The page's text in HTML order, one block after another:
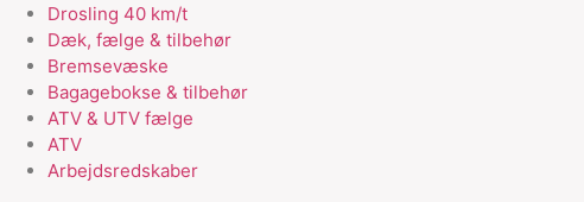
Drosling 40 km/t
Dæk, fælge & tilbehør
Bremsevæske
Bagagebokse & tilbehør
ATV & UTV fælge
ATV
Arbejdsredskaber